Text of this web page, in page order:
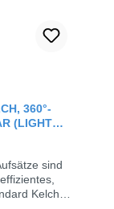
360°-
(LIGHT
sind
Kelch